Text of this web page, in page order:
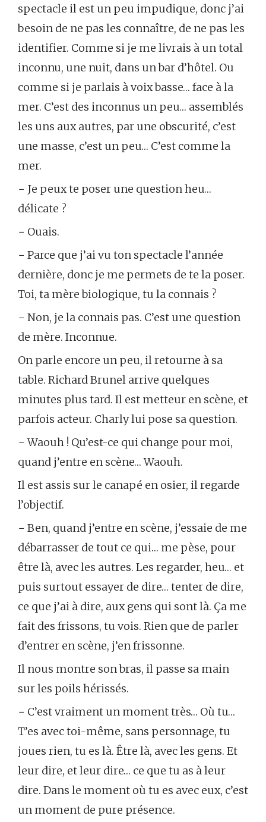
spectacle il est un peu impudique, donc j’ai
besoin de ne pas les connaître, de ne pas les
identifier. Comme si je me livrais à un total
inconnu, une nuit, dans un bar d’hôtel. Ou
comme si je parlais à voix basse… face à la
mer. C’est des inconnus un peu… assemblés
les uns aux autres, par une obscurité, c’est
une masse, c’est un peu… C’est comme la
mer.
− Je peux te poser une question heu…
délicate ?
− Ouais.
− Parce que j’ai vu ton spectacle l’année
dernière, donc je me permets de te la poser.
Toi, ta mère biologique, tu la connais ?
− Non, je la connais pas. C’est une question
de mère. Inconnue.
On parle encore un peu, il retourne à sa
table. Richard Brunel arrive quelques
minutes plus tard. Il est metteur en scène, et
parfois acteur. Charly lui pose sa question.
− Waouh ! Qu’est-ce qui change pour moi,
quand j’entre en scène… Waouh.
Il est assis sur le canapé en osier, il regarde
l’objectif.
− Ben, quand j’entre en scène, j’essaie de me
débarrasser de tout ce qui… me pèse, pour
être là, avec les autres. Les regarder, heu… et
puis surtout essayer de dire… tenter de dire,
ce que j’ai à dire, aux gens qui sont là. Ça me
fait des frissons, tu vois. Rien que de parler
d’entrer en scène, j’en frissonne.
Il nous montre son bras, il passe sa main
sur les poils hérissés.
− C’est vraiment un moment très… Où tu…
T’es avec toi-même, sans personnage, tu
joues rien, tu es là. Être là, avec les gens. Et
leur dire, et leur dire… ce que tu as à leur
dire. Dans le moment où tu es avec eux, c’est
un moment de pure présence.